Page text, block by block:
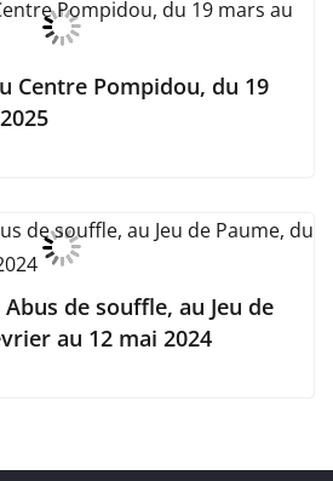
Centre Pompidou, du 19
de souffle, au Jeu de
au 12 mai 2024